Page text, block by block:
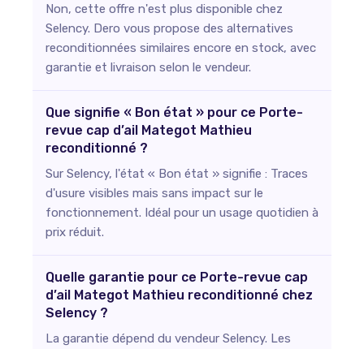
Non, cette offre n'est plus disponible chez
Selency. Dero vous propose des alternatives
reconditionnées similaires encore en stock, avec
garantie et livraison selon le vendeur.
Que signifie « Bon état » pour ce Porte-
revue cap d’ail Mategot Mathieu
reconditionné ?
Sur Selency, l'état « Bon état » signifie : Traces
d'usure visibles mais sans impact sur le
fonctionnement. Idéal pour un usage quotidien à
prix réduit.
Quelle garantie pour ce Porte-revue cap
d’ail Mategot Mathieu reconditionné chez
Selency ?
La garantie dépend du vendeur Selency. Les